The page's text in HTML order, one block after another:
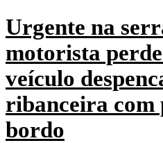
Urgente na
motorista
veículo
ribanceira com
bordo